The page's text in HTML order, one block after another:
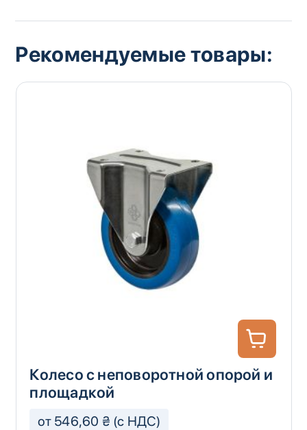
Рекомендуемые товары:
Колесо с неповоротной опорой и
площадкой
от 546,60 ₴ (с НДС)